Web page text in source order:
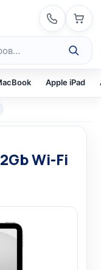
Apple iPad
Wi-Fi